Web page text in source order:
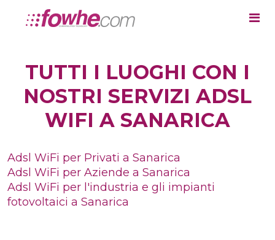
TUTTI I LUOGHI CON I
NOSTRI SERVIZI ADSL
WIFI A SANARICA
Adsl WiFi per Privati a Sanarica
Adsl WiFi per Aziende a Sanarica
Adsl WiFi per l'industria e gli impianti
fotovoltaici a Sanarica